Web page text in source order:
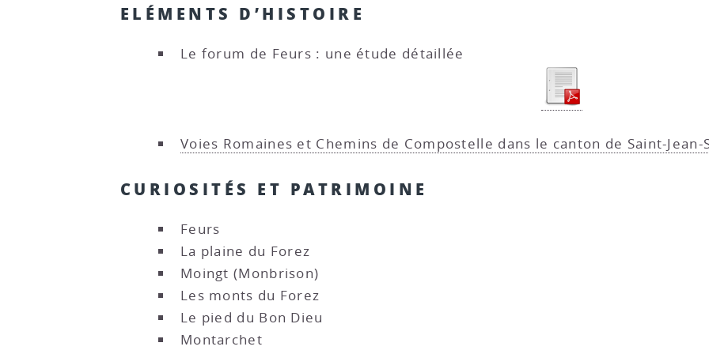
ELÉMENTS D’HISTOIRE
Le forum de Feurs : une étude détaillée
Voies Romaines et Chemins de Compostelle dans le canton de Saint-Jean-
CURIOSITÉS ET PATRIMOINE
Feurs
La plaine du Forez
Moingt (Monbrison)
Les monts du Forez
Le pied du Bon Dieu
Montarchet